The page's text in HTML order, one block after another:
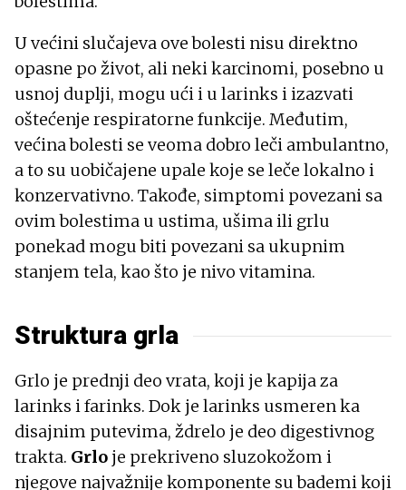
U većini slučajeva ove bolesti nisu direktno
opasne po život, ali neki karcinomi, posebno u
usnoj duplji, mogu ući i u larinks i izazvati
oštećenje respiratorne funkcije. Međutim,
većina bolesti se veoma dobro leči ambulantno,
a to su uobičajene upale koje se leče lokalno i
konzervativno. Takođe, simptomi povezani sa
ovim bolestima u ustima, ušima ili grlu
ponekad mogu biti povezani sa ukupnim
stanjem tela, kao što je nivo vitamina.
Struktura grla
Grlo je prednji deo vrata, koji je kapija za
larinks i farinks. Dok je larinks usmeren ka
disajnim putevima, ždrelo je deo digestivnog
trakta. Grlo je prekriveno sluzokožom i
njegove najvažnije komponente su bademi koji